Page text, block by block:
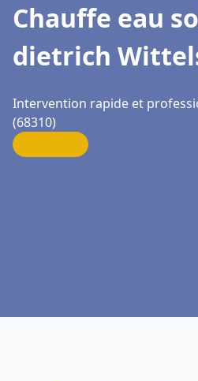
Chauffe eau
dietrich
Intervention rapide et
(68310)